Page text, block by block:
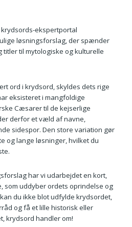
ekspertportal
løsningsforslag, der spænder
til mytologiske og kulturelle
ord i krydsord, skyldes dets rige
eksisteret i mangfoldige
Cæsarer til de kejserlige
derfor et væld af navne,
sidespor. Den store variation gør
og lange løsninger, hvilket du
har vi udarbejdet en kort,
som uddyber ordets oprindelse og
du ikke blot udfylde krydsordet,
og få et lille historisk eller
krydsord handler om!